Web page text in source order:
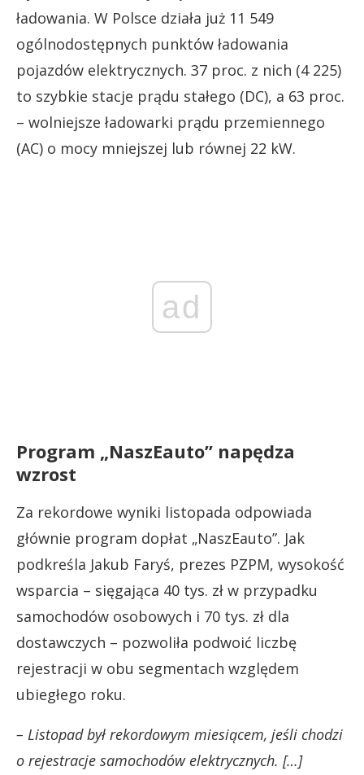
ładowania. W Polsce działa już 11 549
ogólnodostępnych punktów ładowania
pojazdów elektrycznych. 37 proc. z nich (4 225)
to szybkie stacje prądu stałego (DC), a 63 proc.
– wolniejsze ładowarki prądu przemiennego
(AC) o mocy mniejszej lub równej 22 kW.
ad
Program „NaszEauto” napędza
wzrost
Za rekordowe wyniki listopada odpowiada
głównie program dopłat „NaszEauto”. Jak
podkreśla Jakub Faryś, prezes PZPM, wysokość
wsparcia – sięgająca 40 tys. zł w przypadku
samochodów osobowych i 70 tys. zł dla
dostawczych – pozwoliła podwoić liczbę
rejestracji w obu segmentach względem
ubiegłego roku.
– Listopad był rekordowym miesiącem, jeśli chodzi
o rejestracje samochodów elektrycznych. […]